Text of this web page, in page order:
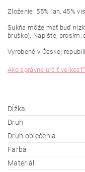
Zloženie: 55% ľan, 45%
Sukňa môže mať buď
bruško). Napíšte, prosím,
Vyrobené v Českej
Ako správne určiť veľkosť?
Dĺžka
Druh
Druh oblečenia
Farba
Materiál